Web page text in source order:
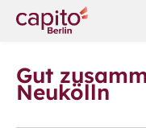
Gut
Neukölln